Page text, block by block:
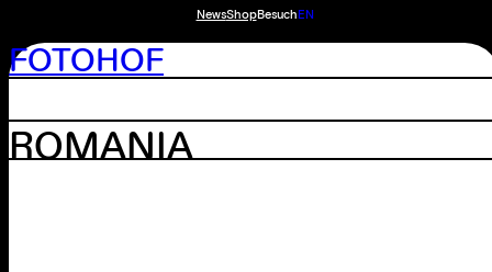
NewsShopBesuchEN
FOTOHOF
ROMANIA